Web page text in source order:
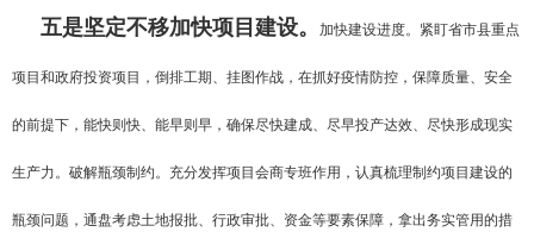
五是坚定不移加快项目建设。 加快建设进度。紧盯省市县重点
项目和政府投资项目，倒排工期、挂图作战，在抓好疫情防控，保障质量、安全
的前提下，能快则快、能早则早，确保尽快建成、尽早投产达效、尽快形成现实
生产力。破解瓶颈制约。充分发挥项目会商专班作用，认真梳理制约项目建设的
瓶颈问题，通盘考虑土地报批、行政审批、资金等要素保障，拿出务实管用的措